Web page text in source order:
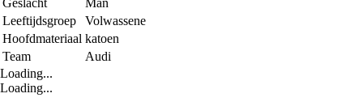
Geslacht
Man
Leeftijdsgroep
Volwassene
Hoofdmateriaal katoen
Team
Audi
Loading...
Loading...